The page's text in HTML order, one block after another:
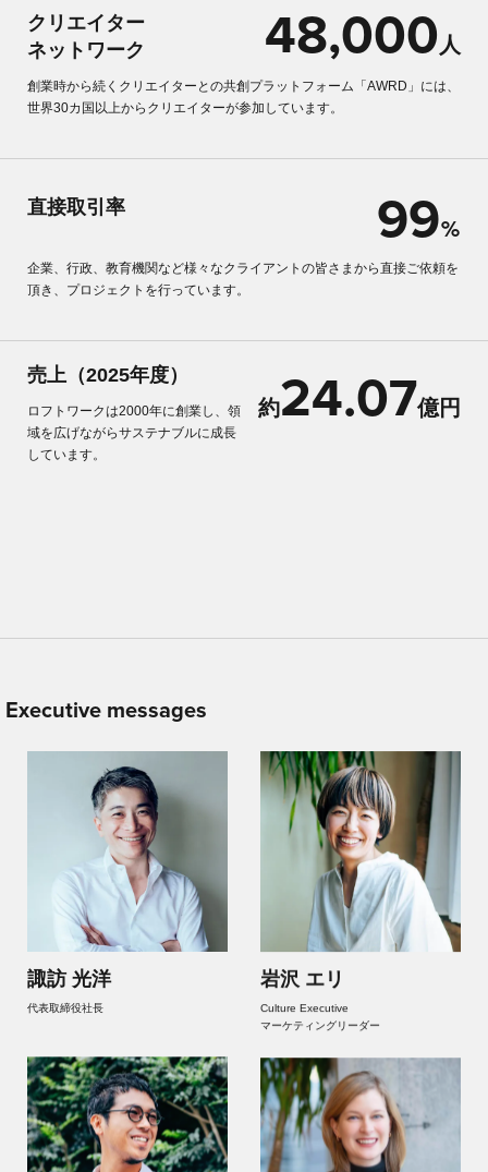
クリエイター
ネットワーク
48,000人
創業時から続くクリエイターとの共創プラットフォーム「AWRD」には、
世界30カ国以上からクリエイターが参加しています。
直接取引率 99%
企業、行政、教育機関など様々なクライアントの皆さまから直接ご依頼を
頂き、プロジェクトを行っています。
売上（2025年度）
約24.07億円
ロフトワークは2000年に創業し、領
域を広げながらサステナブルに成長
しています。
Executive messages
諏訪 光洋
代表取締役社長
岩沢 エリ
Culture Executive
マーケティングリーダー